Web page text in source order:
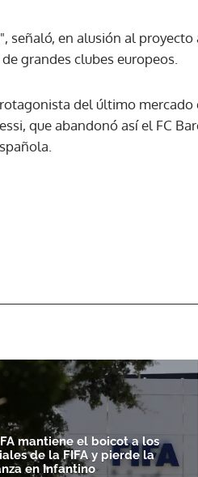
señaló, en alusión al
grandes clubes europeos.
del último mercado
que abandonó así el FC
mantiene el boicot a los
de la FIFA y pierde la
en Infantino